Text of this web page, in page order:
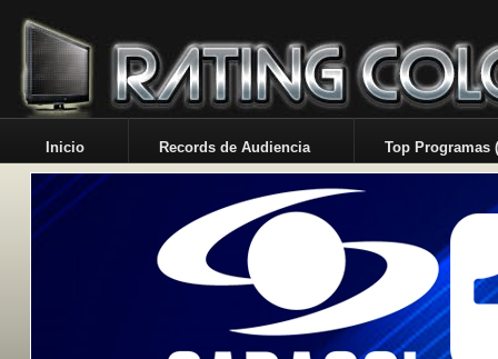
Inicio Records de Audiencia Top Programas